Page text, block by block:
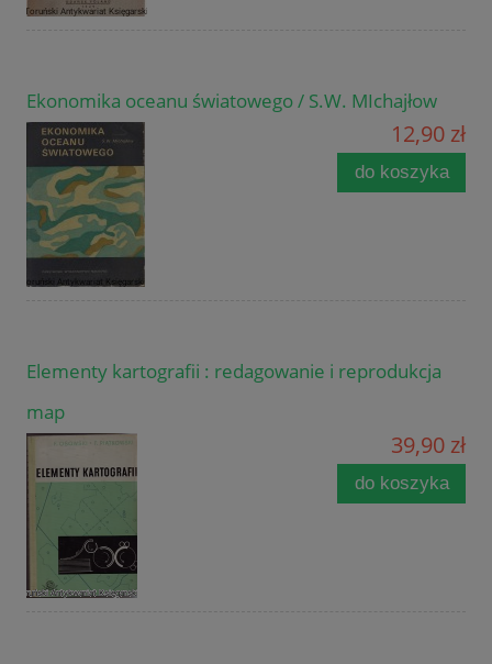
Ekonomika oceanu światowego / S.W. MIchajłow
12,90 zł
do koszyka
Elementy kartografii : redagowanie i reprodukcja
map
39,90 zł
do koszyka